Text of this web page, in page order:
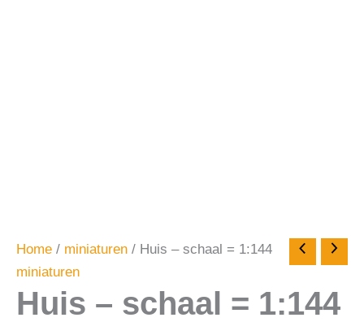
Home / miniaturen / Huis – schaal = 1:144
miniaturen
Huis – schaal = 1:144